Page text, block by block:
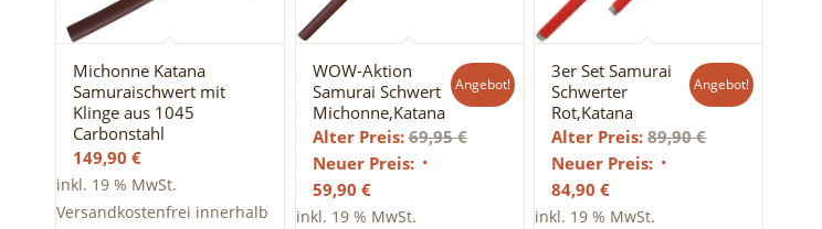
Michonne Katana
Samuraischwert mit
Klinge aus 1045
Carbonstahl
149,90 €
inkl. 19 % MwSt.
Versandkostenfrei innerhalb
WOW-Aktion
Samurai Schwert
Michonne,Katana
Alter Preis: 69,95€Ursprünglicher
Neuer Preis:
59,90 €Aktueller
Preis
Angebot!
inkl. 19 % MwSt.
3er Set Samurai
Schwerter
Rot,Katana
Alter Preis: 89,90€Ursprünglicher
Neuer Preis:
84,90€Aktueller
Preis
Angebot!
inkl. 19 % MwSt.